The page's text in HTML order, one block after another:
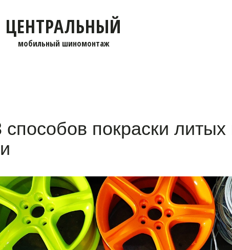
ЦЕНТРАЛЬНЫЙ
мобильны­­й шиномонтаж
покраски